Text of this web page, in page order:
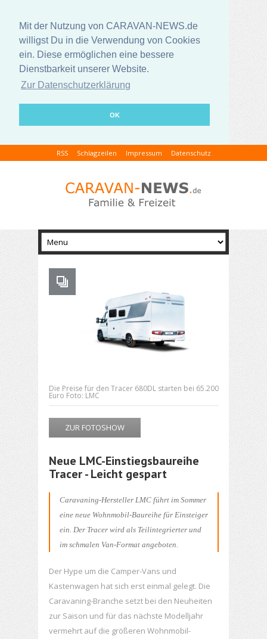
Mit der Nutzung von CARAVAN-NEWS.de
willigst Du in die Verwendung von Cookies
ein. Diese ermöglichen eine bessere
Dienstbarkeit unserer Website.
Zur Datenschutzerklärung
OK
RSS Schlagzeilen Impressum Datenschutz
Die Preise für den Tracer 680DL starten bei 65.200
Euro Foto: LMC
ZUR FOTOSHOW
Neue LMC-Einstiegsbaureihe
Tracer - Leicht gespart
Caravaning-Hersteller LMC führt im Sommer
eine neue Wohnmobil-Baureihe für Einsteiger
ein. Der Tracer wird als Teilintegrierter und
im schmalen Van-Format angeboten.
Der Hype um die Camper-Vans und
Kastenwagen hat sich erst einmal gelegt. Die
Caravaning-Branche setzt bei den Neuheiten
zur Saison und für das nächste Modelljahr
vermehrt auf die größeren Wohnmobil-